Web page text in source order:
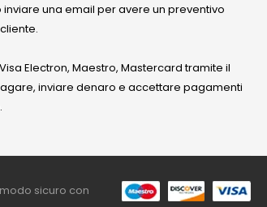
una email per avere un preventivo
Electron, Maestro, Mastercard tramite il
inviare denaro e accettare pagamenti
sicuro con